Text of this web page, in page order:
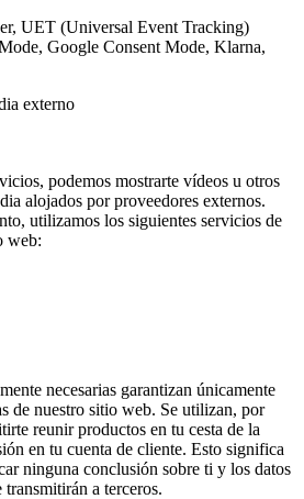
UET (Universal Event Tracking)
Google Consent Mode, Klarna,
externo
podemos mostrarte vídeos u otros
alojados por proveedores externos.
utilizamos los siguientes servicios de
web:
necesarias garantizan únicamente
de nuestro sitio web. Se utilizan, por
reunir productos en tu cesta de la
en tu cuenta de cliente. Esto significa
ninguna conclusión sobre ti y los datos
transmitirán a terceros.